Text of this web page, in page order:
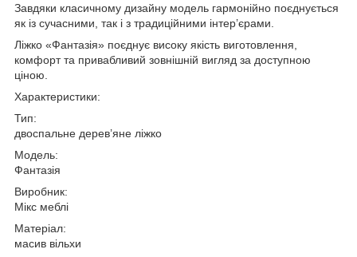
Завдяки класичному дизайну модель гармонійно поєднується
як із сучасними, так і з традиційними інтер’єрами.
Ліжко «Фантазія» поєднує високу якість виготовлення,
комфорт та привабливий зовнішній вигляд за доступною
ціною.
Характеристики:
Тип:
двоспальне дерев’яне ліжко
Модель:
Фантазія
Виробник:
Мікс меблі
Матеріал:
масив вільхи